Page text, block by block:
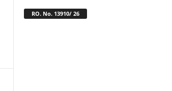
RO. No. 13910/ 26